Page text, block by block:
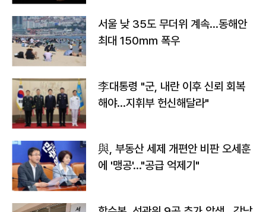
서울 낮 35도 무더위 계속…동해안
최대 150㎜ 폭우
李대통령 "군, 내란 이후 신뢰 회복
해야…지휘부 헌신해달라"
與, 부동산 세제 개편안 비판 오세훈
에 '맹공'…"공급 억제기"